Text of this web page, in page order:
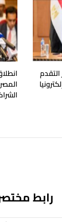
التقدم
رابط